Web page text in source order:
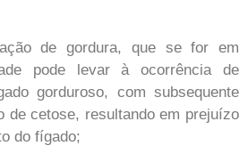
de gordura, que se for em
pode levar à ocorrência de
gorduroso, com subsequente
de cetose, resultando em prejuízo
do fígado;